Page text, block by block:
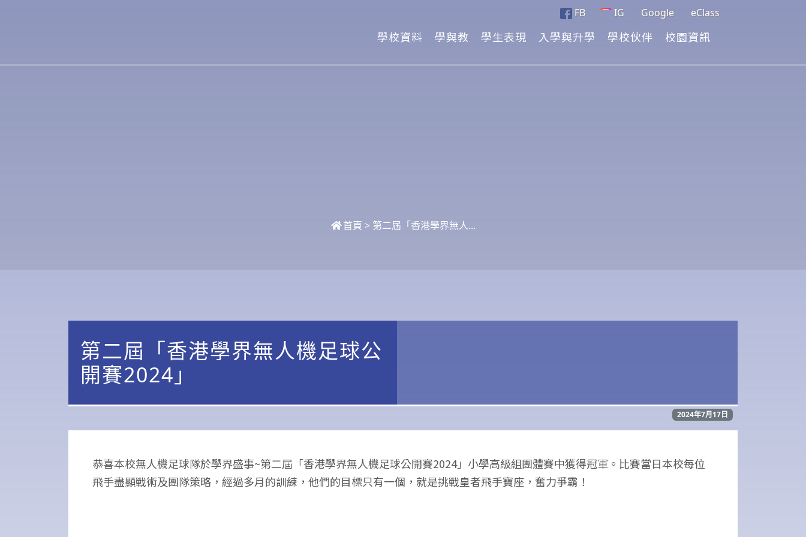
FB IG Google eClass
學校資料 學與教 學生表現 入學與升學 學校伙伴 校園資訊
首頁 > 第二屆「香港學界無人...
第二屆「香港學界無人機足球公
開賽2024」
2024年7月17日
恭喜本校無人機足球隊於學界盛事~第二屆「香港學界無人機足球公開賽2024」小學高級組團體賽中獲得冠軍。比賽當日本校每位
飛手盡顯戰術及團隊策略，經過多月的訓練，他們的目標只有一個，就是挑戰皇者飛手寶座，奮力爭霸！